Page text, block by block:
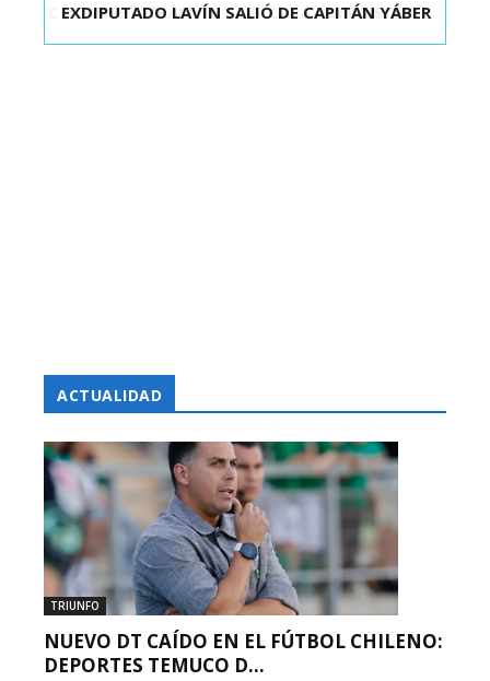
EXDIPUTADO LAVÍN SALIÓ DE CAPITÁN YÁBER
ACTUALIDAD
TRIUNFO
NUEVO DT CAÍDO EN EL FÚTBOL CHILENO:
DEPORTES TEMUCO D...